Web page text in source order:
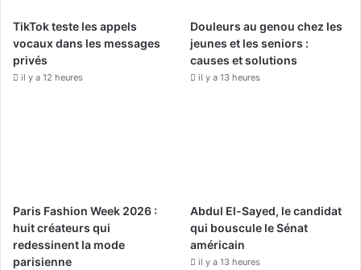
k
a
m
TikTok teste les appels
vocaux dans les messages
privés
il y a 12 heures
Douleurs au genou chez les
jeunes et les seniors :
causes et solutions
il y a 13 heures
Paris Fashion Week 2026 :
huit créateurs qui
redessinent la mode
parisienne
Abdul El-Sayed, le candidat
qui bouscule le Sénat
américain
il y a 13 heures